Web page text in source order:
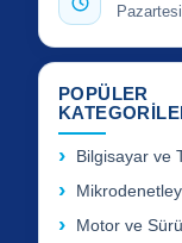
POPÜLER
Bilgisayar ve
Motor ve